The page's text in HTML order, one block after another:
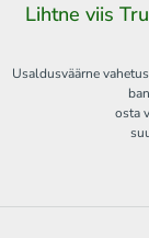
Lihtne viis
Usaldusväärne
osta